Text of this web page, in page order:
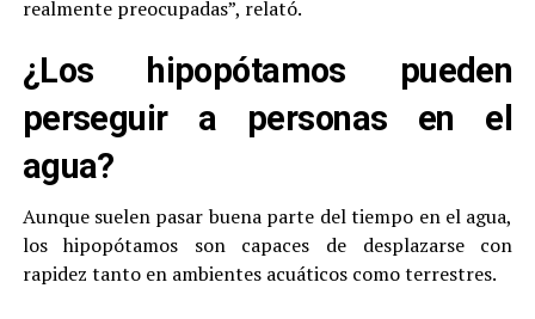
realmente preocupadas”, relató.
¿Los hipopótamos pueden
perseguir a personas en el
agua?
Aunque suelen pasar buena parte del tiempo en el agua,
los hipopótamos son capaces de desplazarse con
rapidez tanto en ambientes acuáticos como terrestres.